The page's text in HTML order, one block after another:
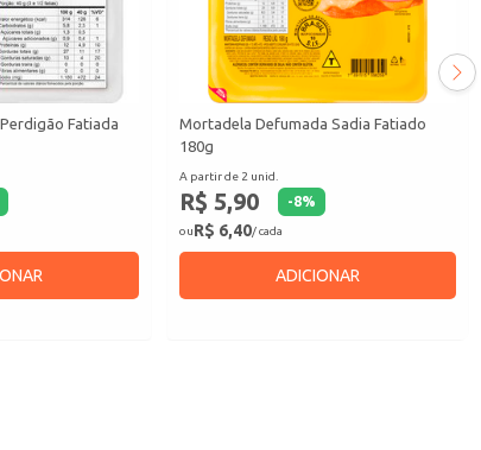
Fatiada
Mortadela Defumada Sadia Fatiado
180g
A partir de 2 unid.
R$ 5,90 -8%
ouR$ 6,40/ cada
ADICIONAR